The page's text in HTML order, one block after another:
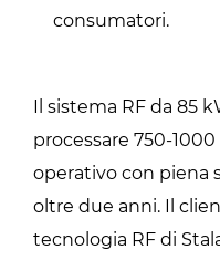
consumatori.
Il sistema RF da 85
processare 750-
operativo con piena
oltre due anni. Il
tecnologia RF di